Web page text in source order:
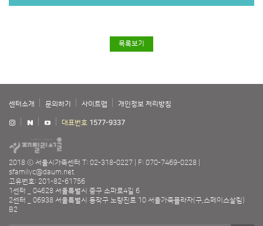
목록보기
센터소개 문의하기 사이트맵 개인정보 처리방침
대표번호 1577-9337
2018 ⓒ 서울시가족센터 T: 02-318-0227
F: 070-7469-0228
sfamilyc@daum.net
고유번호: 201-82-61756
1센터 _ 04628 서울특별시 중구 소파로4길 6
2센터 _ 06938 서울특별시 동작구 노량진로 10 서울가족플라자(구,스페이스살림)
B2